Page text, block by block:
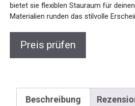
bietet sie flexiblen Stauraum für
Materialien runden das stilvolle
Preis prüfen
Beschreibung